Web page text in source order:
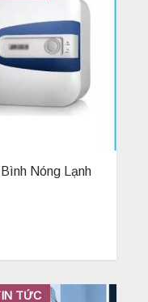
Nóng Lạnh
TỨC